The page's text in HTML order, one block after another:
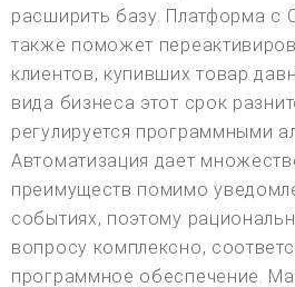
расширить базу. Платформа с
также поможет
клиентов, купивших товар
вида бизнеса этот срок
регулируется программными
Автоматизация дает
преимуществ помимо
событиях, поэтому
вопросу комплексно,
программное обеспечение.